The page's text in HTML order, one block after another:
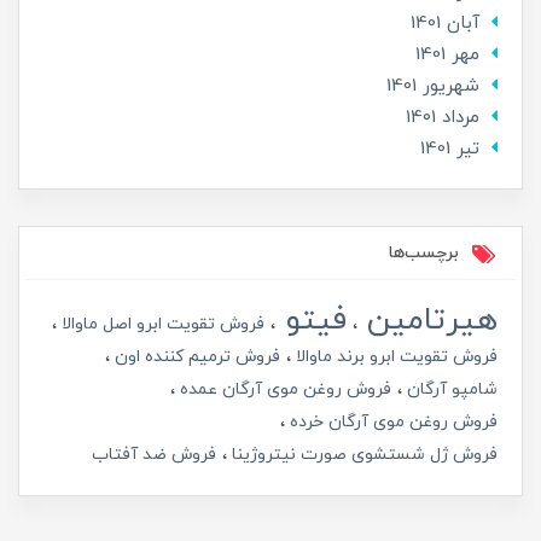
آبان 1401
مهر 1401
شهریور 1401
مرداد 1401
تير 1401
برچسب‌ها
هیرتامین فیتو
فروش تقویت ابرو اصل ماوالا
فروش تقویت ابرو برند ماوالا
فروش ترمیم کننده اون
شامپو آرگان
فروش روغن موی آرگان عمده
فروش روغن موی آرگان خرده
فروش ژل شستشوی صورت نیتروژینا
فروش ضد آفتاب